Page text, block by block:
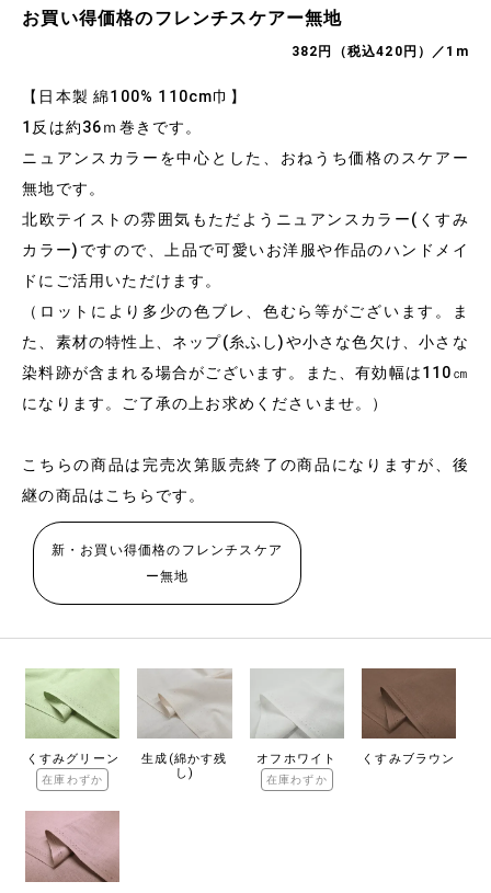
お買い得価格のフレンチスケアー無地
382円（税込420円）／1m
【日本製 綿100% 110cm巾】
1反は約36ｍ巻きです。
ニュアンスカラーを中心とした、おねうち価格のスケアー
無地です。
北欧テイストの雰囲気もただようニュアンスカラー(くすみ
カラー)ですので、上品で可愛いお洋服や作品のハンドメイ
ドにご活用いただけます。
（ロットにより多少の色ブレ、色むら等がございます。ま
た、素材の特性上、ネップ(糸ふし)や小さな色欠け、小さな
染料跡が含まれる場合がございます。また、有効幅は110㎝
になります。ご了承の上お求めくださいませ。）
こちらの商品は完売次第販売終了の商品になりますが、後
継の商品はこちらです。
新・お買い得価格のフレンチスケア
ー無地
くすみグリーン
在庫わずか
生成(綿かす残
し)
オフホワイト
在庫わずか
くすみブラウン